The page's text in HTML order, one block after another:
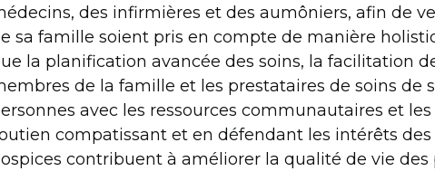
des infirmières et des aumôniers, afin de
sa famille soient pris en compte de manière
la planification avancée des soins, la facilitation
de la famille et les prestataires de soins de
avec les ressources communautaires et
compatissant et en défendant les intérêts
contribuent à améliorer la qualité de vie